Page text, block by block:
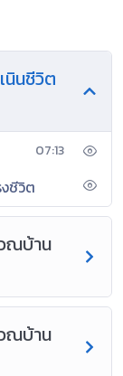
นินชีวิต
07:13
ชีวิต
ณบ้าน
ณบ้าน